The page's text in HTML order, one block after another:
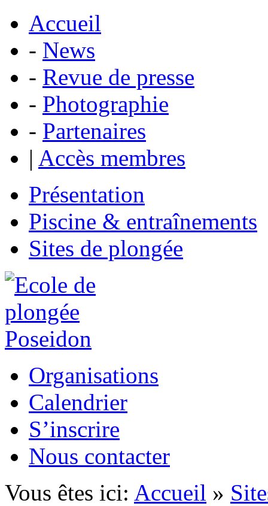
Accueil
- News
- Revue de presse
- Photographie
- Partenaires
| Accès membres
Présentation
Piscine & entraînements
Sites de plongée
Organisations
Calendrier
S’inscrire
Nous contacter
Vous êtes ici: Accueil »